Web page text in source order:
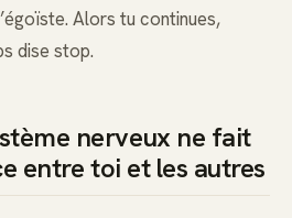
Alors tu continues,
dise stop.
nerveux ne fait
entre toi et les autres